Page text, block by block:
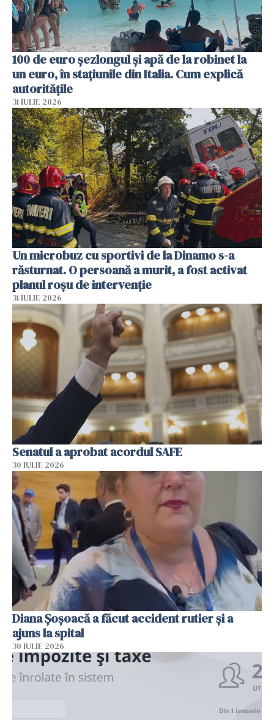
100 de euro șezlongul și apă de la robinet la
un euro, în stațiunile din Italia. Cum explică
autoritățile
31 IULIE 2026
Un microbuz cu sportivi de la Dinamo s-a
răsturnat. O persoană a murit, a fost activat
planul roșu de intervenție
31 IULIE 2026
Senatul a aprobat acordul SAFE
30 IULIE 2026
Diana Șoșoacă a făcut accident rutier și a
ajuns la spital
30 IULIE 2026